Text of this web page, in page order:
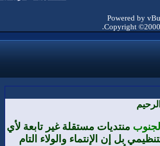
Powered by
Copyright
منتديات مستقلة غير تابعة لأي
بل إن الإنتماء والولاء التام